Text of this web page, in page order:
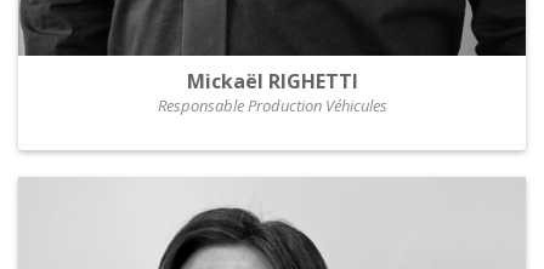
Mickaël RIGHETTI
Responsable Production Véhicules